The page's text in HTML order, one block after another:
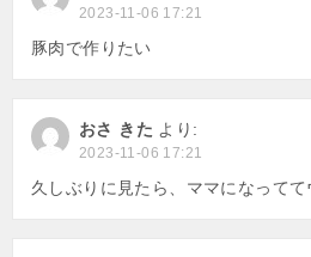
2023-11-06 17:21
豚肉で作りたい
おさ きた より:
2023-11-06 17:21
久しぶりに見たら、ママになって